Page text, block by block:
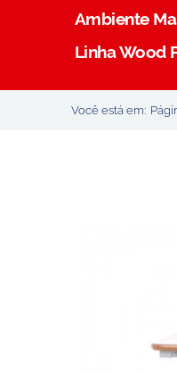
Ambiente
Linha Wood
Você está em:
Universitária
Armários / Nichos
Conjuntos Coletivos